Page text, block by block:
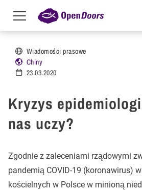
Przejdź do treści
Menu
toggle
Wiadomości prasowe
Chiny
23.03.2020
Kryzys
nas uczy?
Zgodnie z zaleceniami rządowymi
pandemią COVID-19 (koronawirus)
kościelnych w Polsce w minioną